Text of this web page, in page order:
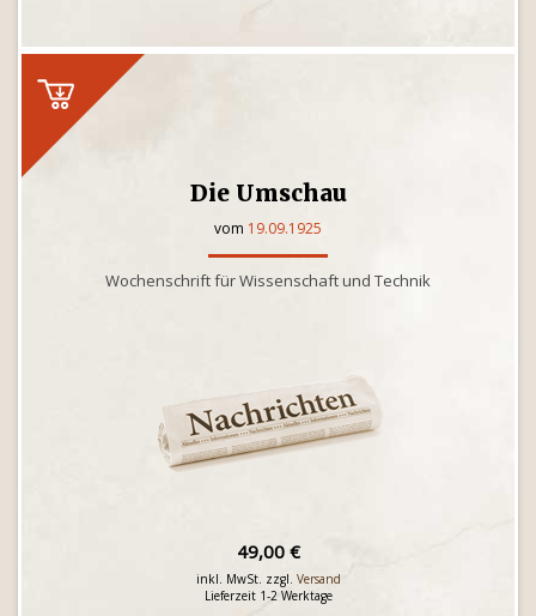
Die Umschau
vom 19.09.1925
Wochenschrift für Wissenschaft und Technik
49,00 €
inkl. MwSt. zzgl. Versand
Lieferzeit 1-2 Werktage